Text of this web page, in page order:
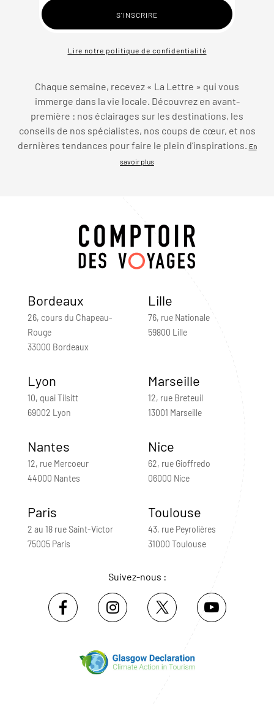
Lire notre politique de confidentialité
Chaque semaine, recevez « La Lettre » qui vous
immerge dans la vie locale. Découvrez en avant-
première : nos éclairages sur les destinations, les
conseils de nos spécialistes, nos coups de cœur, et nos
dernières tendances pour faire le plein d’inspirations. En
savoir plus
Bordeaux
26, cours du Chapeau-
Rouge
33000 Bordeaux
Lille
76, rue Nationale
59800 Lille
Lyon
10, quai Tilsitt
69002 Lyon
Marseille
12, rue Breteuil
13001 Marseille
Nantes
12, rue Mercoeur
44000 Nantes
Nice
62, rue Gioffredo
06000 Nice
Paris
2 au 18 rue Saint-Victor
75005 Paris
Toulouse
43, rue Peyrolières
31000 Toulouse
Suivez-nous :